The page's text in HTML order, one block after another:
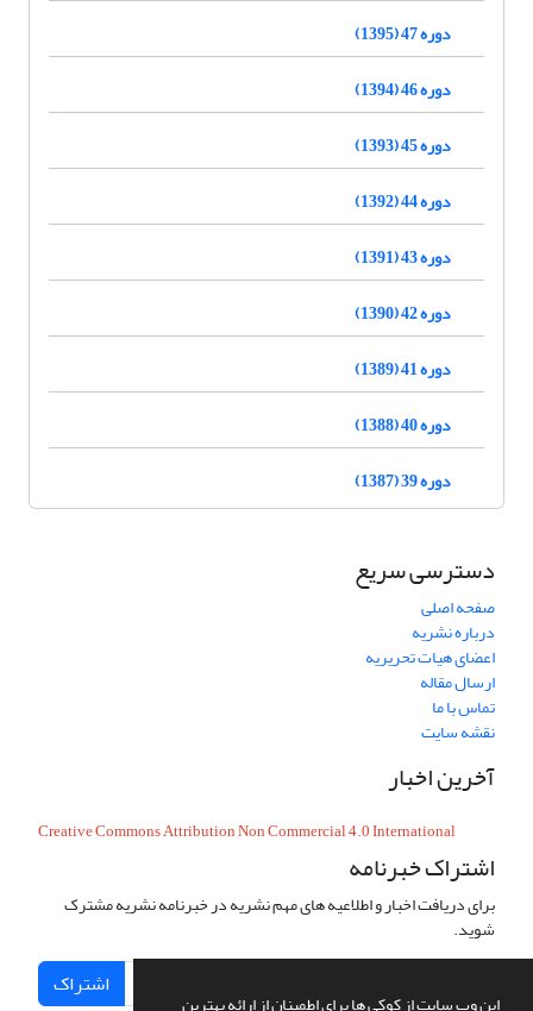
این وب سایت از کوکی ها برای اطمینان از ارائه بهترین
دوره 47 (1395)
دوره 46 (1394)
دوره 45 (1393)
دوره 44 (1392)
دوره 43 (1391)
دوره 42 (1390)
دوره 41 (1389)
دوره 40 (1388)
دوره 39 (1387)
دسترسی سریع
صفحه اصلی
درباره نشریه
اعضای هیات تحریریه
ارسال مقاله
تماس با ما
نقشه سایت
آخرین اخبار
Creative Commons Attribution Non Commercial 4.0 International
اشتراک خبرنامه
برای دریافت اخبار و اطلاعیه های مهم نشریه در خبرنامه نشریه مشترک
شوید.
اشتراک